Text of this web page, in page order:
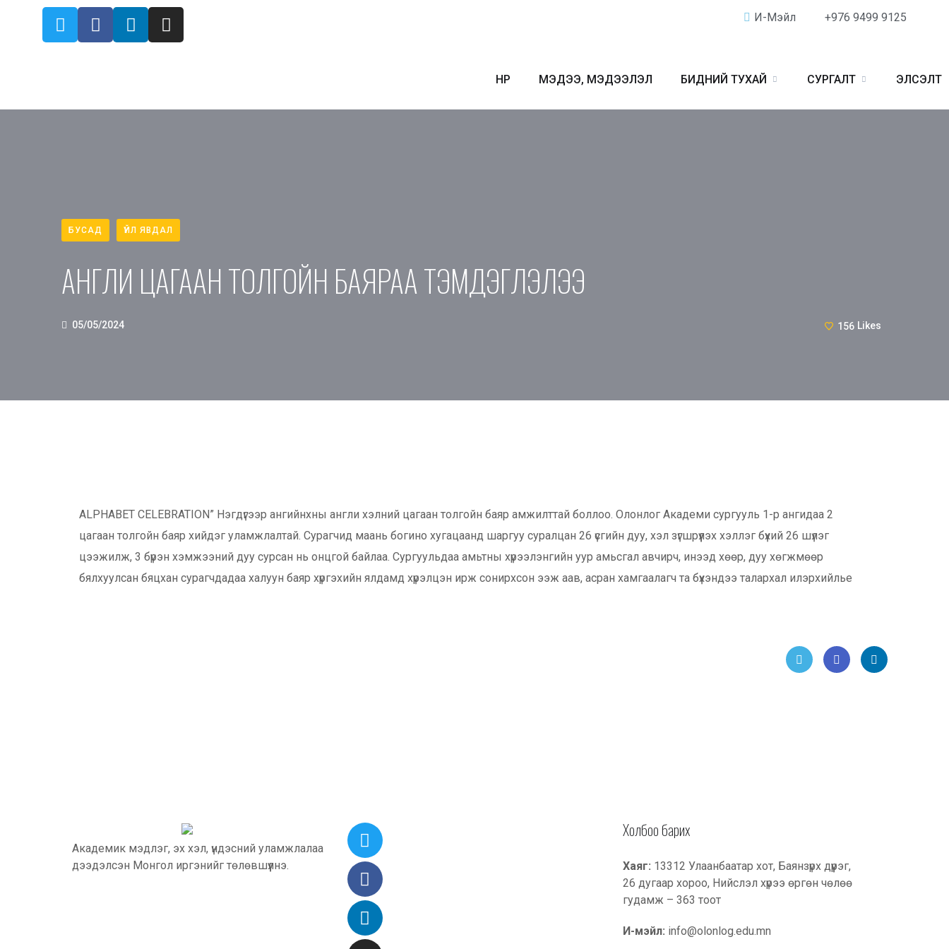
И-Мэйл +976 9499 9125
НҮҮР МЭДЭЭ, МЭДЭЭЛЭЛ БИДНИЙ ТУХАЙ СУРГАЛТ ЭЛСЭЛТ
БУСАД ҮЙЛ ЯВДАЛ
АНГЛИ ЦАГААН ТОЛГОЙН БАЯРАА ТЭМДЭГЛЭЛЭЭ
05/05/2024 156 Likes
ALPHABET CELEBRATION” Нэгдүгээр ангийнхны англи хэлний цагаан толгойн баяр амжилттай боллоо. Олонлог Академи сургууль 1-р ангидаа 2
цагаан толгойн баяр хийдэг уламжлалтай. Сурагчид маань богино хугацаанд шаргуу суралцан 26 үсгийн дуу, хэл зүгшрүүлэх хэллэг бүхий 26 шүлэг
цээжилж, 3 бүрэн хэмжээний дуу сурсан нь онцгой байлаа. Сургуульдаа амьтны хүрээлэнгийн уур амьсгал авчирч, инээд хөөр, дуу хөгжмөөр
бялхуулсан бяцхан сурагчдадаа халуун баяр хүргэхийн ялдамд хүрэлцэн ирж сонирхсон ээж аав, асран хамгаалагч та бүхэндээ талархал илэрхийлье
Академик мэдлэг, эх хэл, үндэсний уламжлалаа
дээдэлсэн Монгол иргэнийг төлөвшүүлнэ.
Холбоо барих
Хаяг: 13312 Улаанбаатар хот, Баянзүрх дүүрэг,
26 дугаар хороо, Нийслэл хүрээ өргөн чөлөө
гудамж – 363 тоот
И-мэйл: info@olonlog.edu.mn